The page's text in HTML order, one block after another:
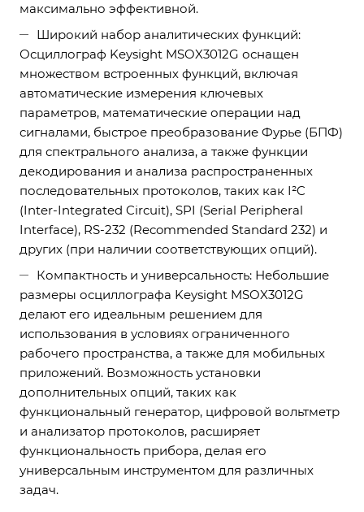
максимально эффективной.
Широкий набор аналитических функций:
Осциллограф Keysight MSOX3012G оснащен
множеством встроенных функций, включая
автоматические измерения ключевых
параметров, математические операции над
сигналами, быстрое преобразование Фурье (БПФ)
для спектрального анализа, а также функции
декодирования и анализа распространенных
последовательных протоколов, таких как I²C
(Inter-Integrated Circuit), SPI (Serial Peripheral
Interface), RS-232 (Recommended Standard 232) и
других (при наличии соответствующих опций).
Компактность и универсальность: Небольшие
размеры осциллографа Keysight MSOX3012G
делают его идеальным решением для
использования в условиях ограниченного
рабочего пространства, а также для мобильных
приложений. Возможность установки
дополнительных опций, таких как
функциональный генератор, цифровой вольтметр
и анализатор протоколов, расширяет
функциональность прибора, делая его
универсальным инструментом для различных
задач.